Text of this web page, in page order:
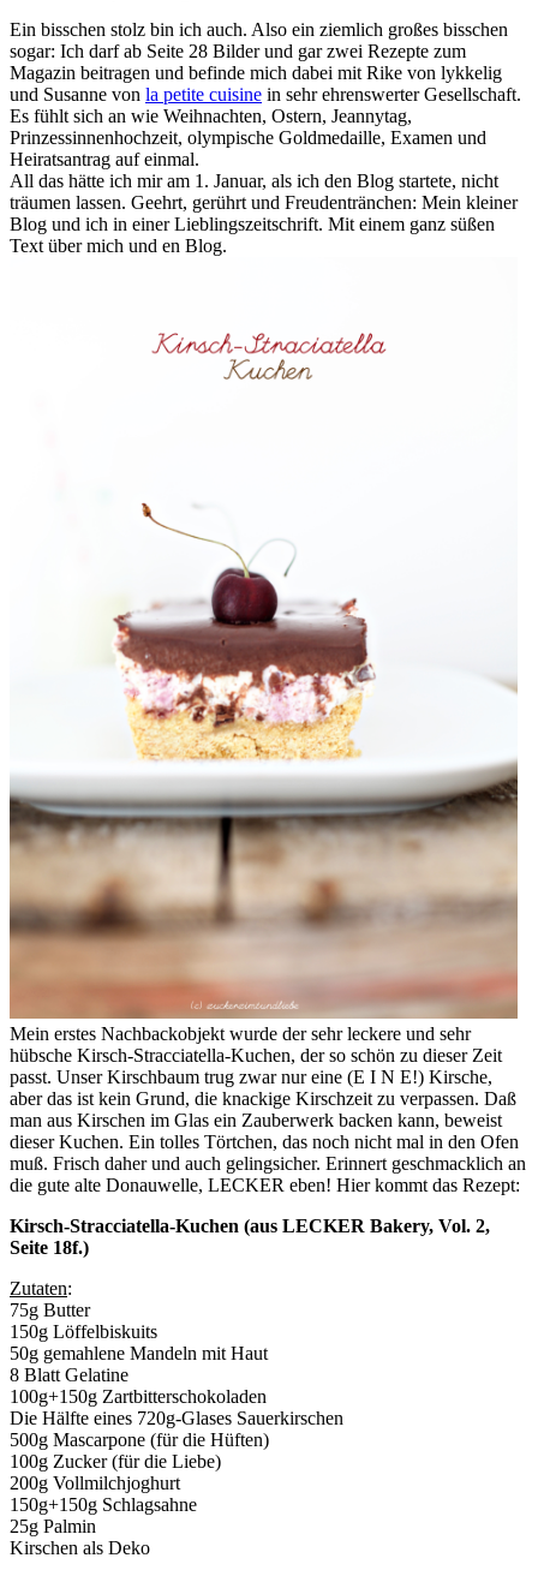
Ein bisschen stolz bin ich auch. Also ein ziemlich großes bisschen
sogar: Ich darf ab Seite 28 Bilder und gar zwei Rezepte zum
Magazin beitragen und befinde mich dabei mit Rike von lykkelig
und Susanne von la petite cuisine in sehr ehrenswerter Gesellschaft.
Es fühlt sich an wie Weihnachten, Ostern, Jeannytag,
Prinzessinnenhochzeit, olympische Goldmedaille, Examen und
Heiratsantrag auf einmal.
All das hätte ich mir am 1. Januar, als ich den Blog startete, nicht
träumen lassen. Geehrt, gerührt und Freudentränchen: Mein kleiner
Blog und ich in einer Lieblingszeitschrift. Mit einem ganz süßen
Text über mich und en Blog.
Mein erstes Nachbackobjekt wurde der sehr leckere und sehr
hübsche Kirsch-Stracciatella-Kuchen, der so schön zu dieser Zeit
passt. Unser Kirschbaum trug zwar nur eine (E I N E!) Kirsche,
aber das ist kein Grund, die knackige Kirschzeit zu verpassen. Daß
man aus Kirschen im Glas ein Zauberwerk backen kann, beweist
dieser Kuchen. Ein tolles Törtchen, das noch nicht mal in den Ofen
muß. Frisch daher und auch gelingsicher. Erinnert geschmacklich an
die gute alte Donauwelle, LECKER eben! Hier kommt das Rezept:
Kirsch-Stracciatella-Kuchen (aus LECKER Bakery, Vol. 2,
Seite 18f.)
Zutaten:
75g Butter
150g Löffelbiskuits
50g gemahlene Mandeln mit Haut
8 Blatt Gelatine
100g+150g Zartbitterschokoladen
Die Hälfte eines 720g-Glases Sauerkirschen
500g Mascarpone (für die Hüften)
100g Zucker (für die Liebe)
200g Vollmilchjoghurt
150g+150g Schlagsahne
25g Palmin
Kirschen als Deko